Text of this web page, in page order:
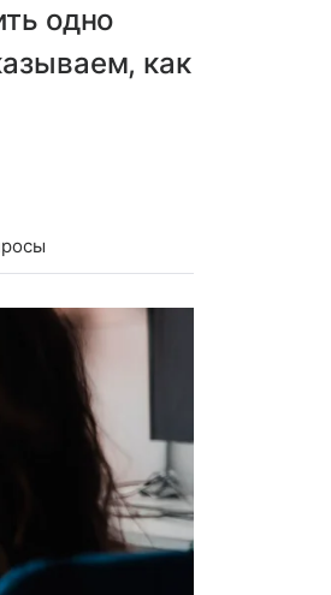
одно
как